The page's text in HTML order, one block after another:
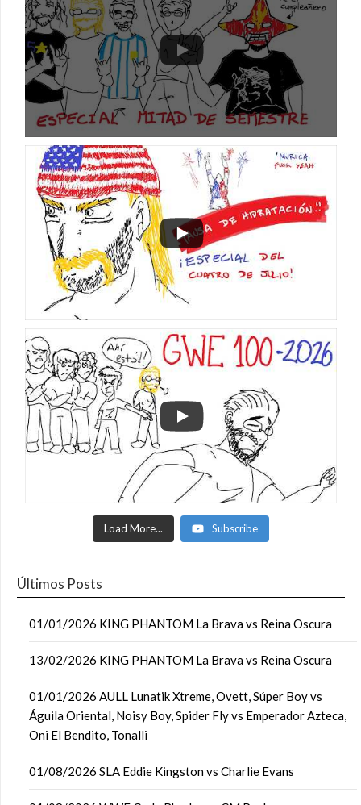
Load More... Subscribe
Últimos Posts
01/01/2026 KING PHANTOM La Brava vs Reina Oscura
13/02/2026 KING PHANTOM La Brava vs Reina Oscura
01/01/2026 AULL Lunatik Xtreme, Ovett, Súper Boy vs
Águila Oriental, Noisy Boy, Spider Fly vs Emperador Azteca,
Oni El Bendito, Tonalli
01/08/2026 SLA Eddie Kingston vs Charlie Evans